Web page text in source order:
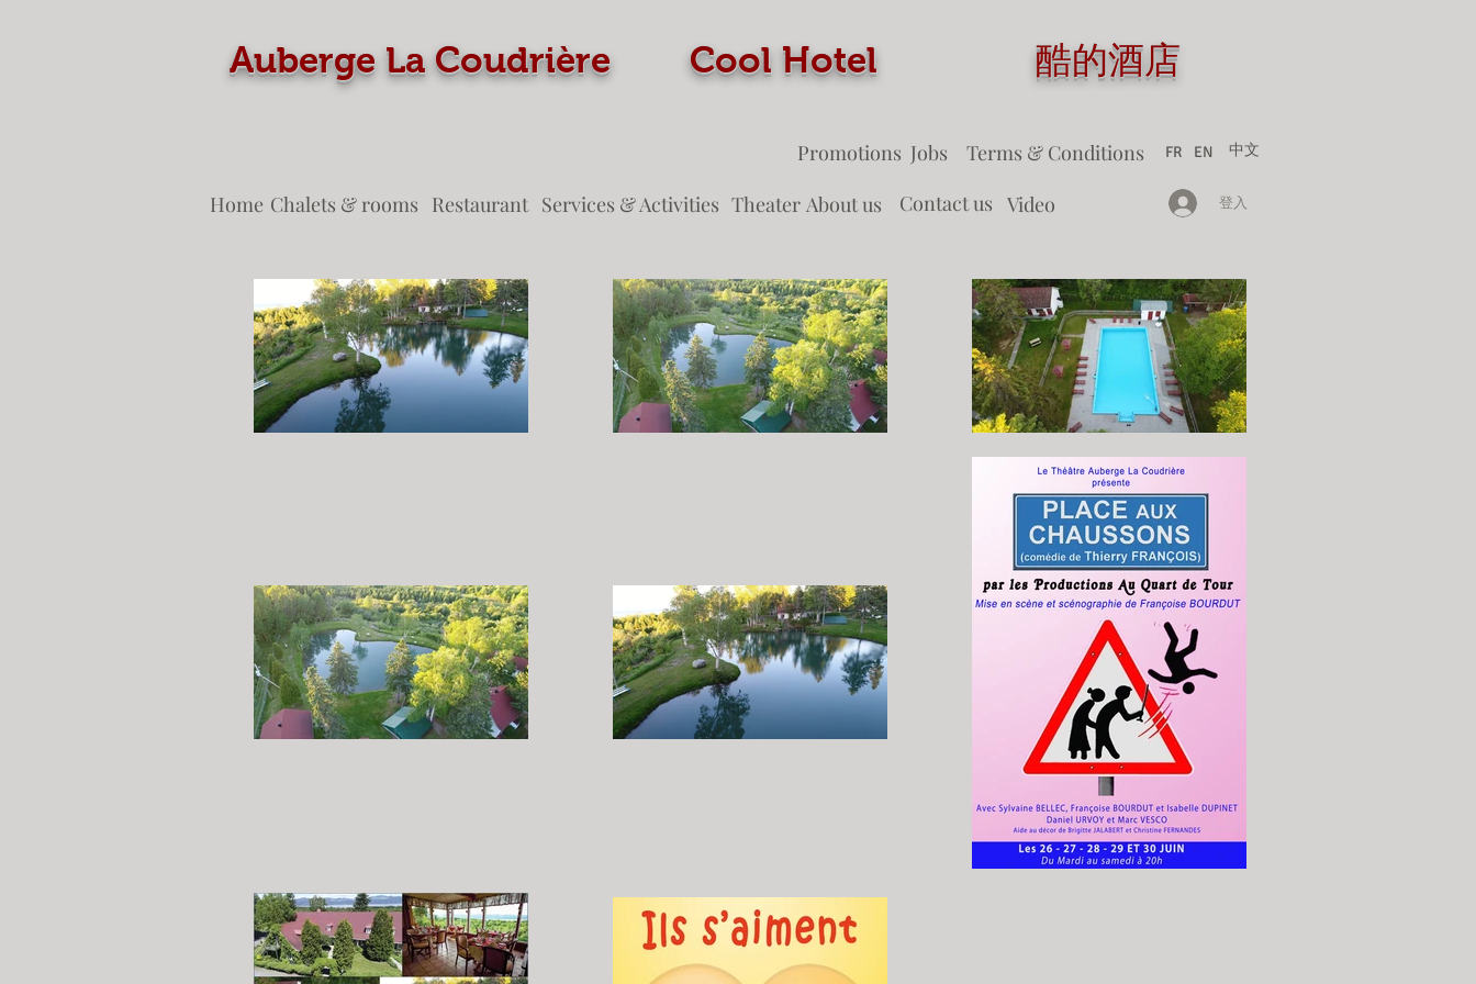
Auberge La Coudrière Cool Hotel 酷的酒店
Promotions Jobs Terms & Conditions FR EN 中文
Home Chalets & rooms Restaurant Services & Activities Theater About us Contact us Video 登入